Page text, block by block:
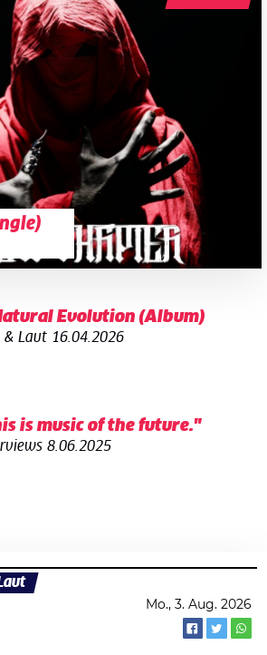
Evolution (Album)
& Laut 16.04.2026
is music of the future."
8.06.2025
Mo., 3. Aug. 2026